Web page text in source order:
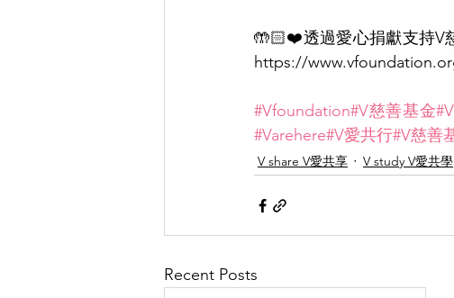
🤲🏻❤️透過愛心捐獻支持V
https://
#Vfoundation#V慈善基金
#Varehere#V愛共行#V慈善
V share V愛共享 V study V愛共學
Recent Posts